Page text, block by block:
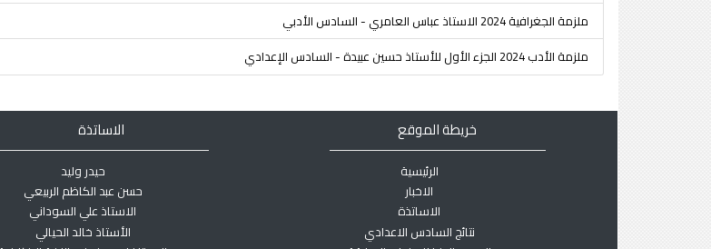
ملزمة الجغرافية 2024 الاستاذ عباس العامري - السادس الأدبي
ملزمة الأدب 2024 الجزء الأول للأستاذ حسين عبيدة - السادس الإعدادي
خريطة الموقع
الرئيسية
الاخبار
الاساتذة
نتائج السادس الاعدادي
الاساتذة
حيدر وليد
حسن عبد الكاظم الربيعي
الاستاذ علي السوداني
الأستاذ خالد الحيالي